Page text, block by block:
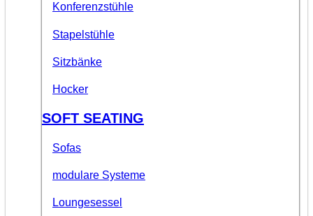
Konferenzstühle
Stapelstühle
Sitzbänke
Hocker
SOFT SEATING
Sofas
modulare Systeme
Loungesessel